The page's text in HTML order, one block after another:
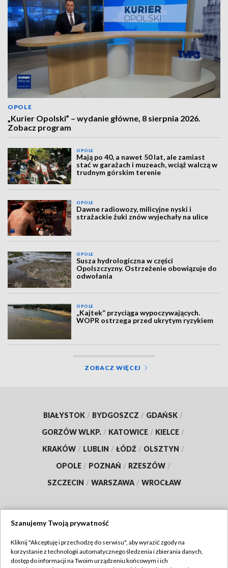
OPOLE
„Kurier Opolski” – wydanie główne, 8 sierpnia 2026.
Zobacz program
OPOLE
Mają po 40, a nawet 50 lat, ale zamiast
stać w garażach i muzeach, wciąż walczą w
trudnym górskim terenie
OPOLE
Dawne radiowozy, milicyjne nyski i
strażackie żuki znów wyjechały na ulice
OPOLE
Susza hydrologiczna w części
Opolszczyzny. Ostrzeżenie obowiązuje do
odwołania
OPOLE
„Kajtek” przyciąga wypoczywających.
WOPR ostrzega przed ukrytym ryzykiem
ZOBACZ WIĘCEJ
BIAŁYSTOK / BYDGOSZCZ / GDAŃSK /
GORZÓW WLKP. / KATOWICE / KIELCE /
KRAKÓW / LUBLIN / ŁÓDŹ / OLSZTYN /
OPOLE / POZNAŃ / RZESZÓW /
SZCZECIN / WARSZAWA / WROCŁAW
TVP
Szanujemy Twoją prywatność
Kliknij "Akceptuję i przechodzę do serwisu", aby wyrazić zgody na
korzystanie z technologii automatycznego śledzenia i zbierania danych,
dostęp do informacji na Twoim urządzeniu końcowym i ich